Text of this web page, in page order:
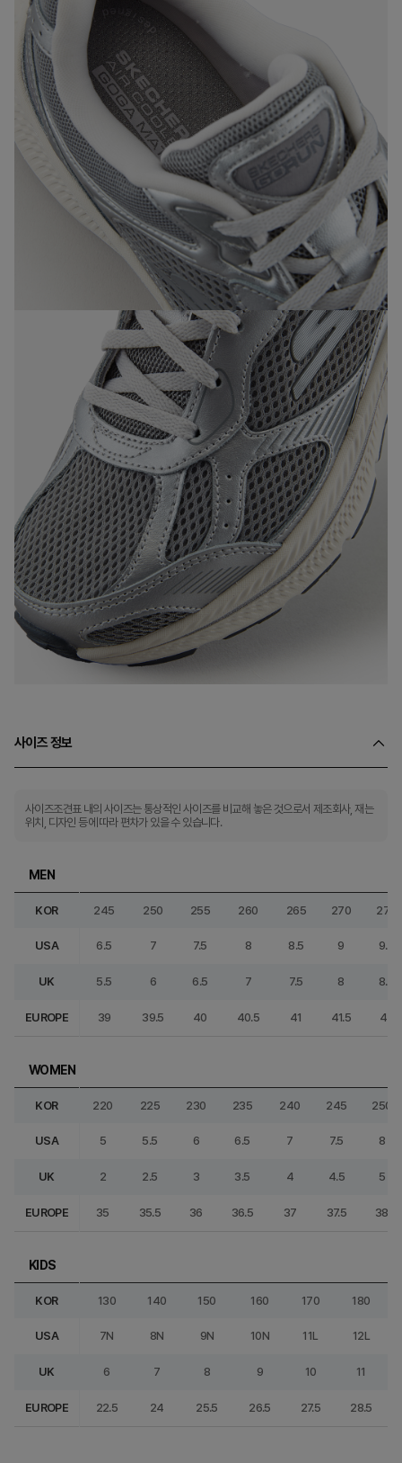
사이즈 정보
사이즈조견표 내의 사이즈는 통상적인 사이즈를 비교해 놓은 것으로서 제조회사, 재는
위치, 디자인 등에 따라 편차가 있을 수 있습니다.
MEN
KOR 245 250 255 260 265 270 275
USA 6.5 7 7.5 8 8.5 9 9.5
UK 5.5 6 6.5 7 7.5 8 8.5
EUROPE 39 39.5 40 40.5 41 41.5 42
WOMEN
KOR 220 225 230 235 240 245 250
USA 5 5.5 6 6.5 7 7.5 8
UK 2 2.5 3 3.5 4 4.5 5
EUROPE 35 35.5 36 36.5 37 37.5 38
KIDS
KOR 130 140 150 160 170 180
USA 7N 8N 9N 10N 11L 12L
UK 6 7 8 9 10 11
EUROPE 22.5 24 25.5 26.5 27.5 28.5